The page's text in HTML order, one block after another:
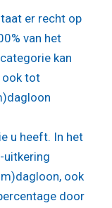
er recht op
van het
kan
ook tot
u heeft. In het
uitkering
ook
door